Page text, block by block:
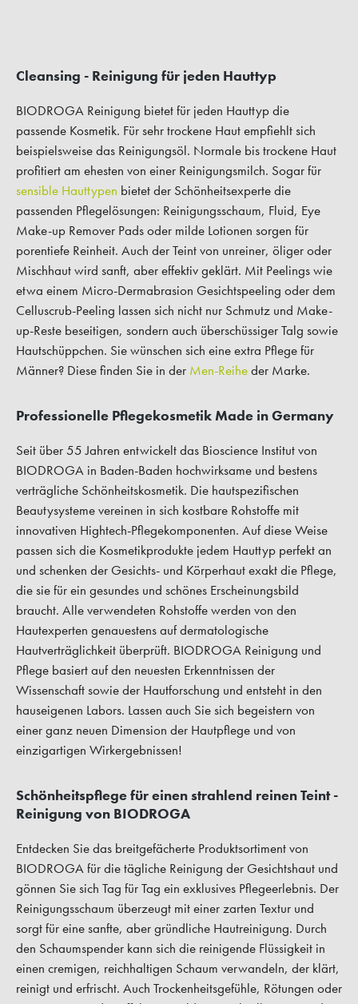
Cleansing - Reinigung für jeden Hauttyp
BIODROGA Reinigung bietet für jeden Hauttyp die
passende Kosmetik. Für sehr trockene Haut empfiehlt sich
beispielsweise das Reinigungsöl. Normale bis trockene Haut
profitiert am ehesten von einer Reinigungsmilch. Sogar für
sensible Hauttypen bietet der Schönheitsexperte die
passenden Pflegelösungen: Reinigungsschaum, Fluid, Eye
Make-up Remover Pads oder milde Lotionen sorgen für
porentiefe Reinheit. Auch der Teint von unreiner, öliger oder
Mischhaut wird sanft, aber effektiv geklärt. Mit Peelings wie
etwa einem Micro-Dermabrasion Gesichtspeeling oder dem
Celluscrub-Peeling lassen sich nicht nur Schmutz und Make-
up-Reste beseitigen, sondern auch überschüssiger Talg sowie
Hautschüppchen. Sie wünschen sich eine extra Pflege für
Männer? Diese finden Sie in der Men-Reiheder Marke.
Professionelle Pflegekosmetik Made in Germany
Seit über 55 Jahren entwickelt das Bioscience Institut von
BIODROGA in Baden-Baden hochwirksame und bestens
verträgliche Schönheitskosmetik. Die hautspezifischen
Beautysysteme vereinen in sich kostbare Rohstoffe mit
innovativen Hightech-Pflegekomponenten. Auf diese Weise
passen sich die Kosmetikprodukte jedem Hauttyp perfekt an
und schenken der Gesichts- und Körperhaut exakt die Pflege,
die sie für ein gesundes und schönes Erscheinungsbild
braucht. Alle verwendeten Rohstoffe werden von den
Hautexperten genauestens auf dermatologische
Hautverträglichkeit überprüft. BIODROGA Reinigung und
Pflege basiert auf den neuesten Erkenntnissen der
Wissenschaft sowie der Hautforschung und entsteht in den
hauseigenen Labors. Lassen auch Sie sich begeistern von
einer ganz neuen Dimension der Hautpflege und von
einzigartigen Wirkergebnissen!
Schönheitspflege für einen strahlend reinen Teint -
Reinigung von BIODROGA
Entdecken Sie das breitgefächerte Produktsortiment von
BIODROGA für die tägliche Reinigung der Gesichtshaut und
gönnen Sie sich Tag für Tag ein exklusives Pflegeerlebnis. Der
Reinigungsschaum überzeugt mit einer zarten Textur und
sorgt für eine sanfte, aber gründliche Hautreinigung. Durch
den Schaumspender kann sich die reinigende Flüssigkeit in
einen cremigen, reichhaltigen Schaum verwandeln, der klärt,
reinigt und erfrischt. Auch Trockenheitsgefühle, Rötungen oder